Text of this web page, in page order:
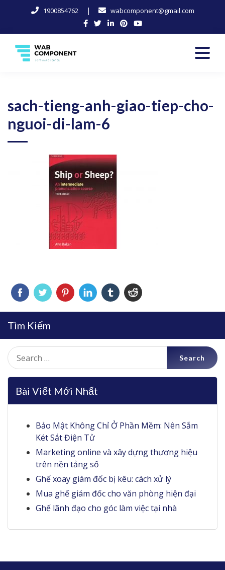
1900854762 | wabcomponent@gmail.com
content
sach-tieng-anh-giao-tiep-cho-
nguoi-di-lam-6
Tìm Kiếm
Search
for:
Bài Viết Mới Nhất
Bảo Mật Không Chỉ Ở Phần Mềm: Nên Sắm
Két Sắt Điện Tử
Marketing online và xây dựng thương hiệu
trên nền tảng số
Ghế xoay giám đốc bị kêu: cách xử lý
Mua ghế giám đốc cho văn phòng hiện đại
Ghế lãnh đạo cho góc làm việc tại nhà